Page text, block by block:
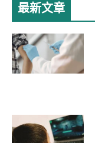
最新文章